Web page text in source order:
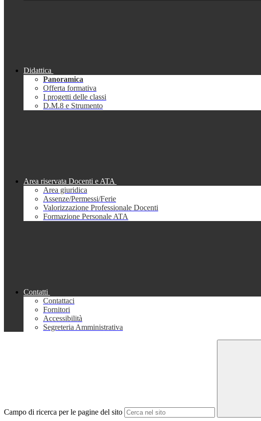
Didattica
Panoramica
Offerta formativa
I progetti delle classi
D.M.8 e Strumento
Area riservata Docenti e ATA
Area giuridica
Assenze/Permessi/Ferie
Valorizzazione Professionale Docenti
Formazione Personale ATA
Contatti
Contattaci
Fornitori
Accessibilità
Segreteria Amministrativa
Campo di ricerca per le pagine del sito